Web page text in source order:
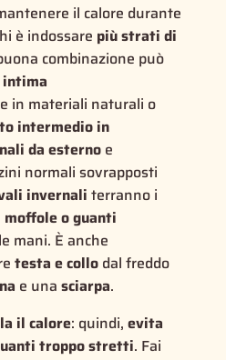
il calore durante
è indossare più strati di
combinazione può
intima
in materiali naturali o
intermedio in
da esternoe
normali sovrapposti
invernali terranno i
moffole o guanti
mani. È anche
testa e collodal freddo
e una sciarpa.
il calore: quindi, evita
troppo stretti. Fai